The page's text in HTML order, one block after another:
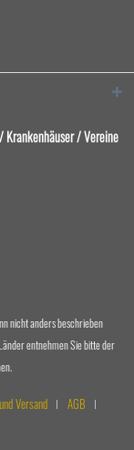
Krankenhäuser / Vereine
nicht anders beschrieben
entnehmen Sie bitte der
Versand
AGB